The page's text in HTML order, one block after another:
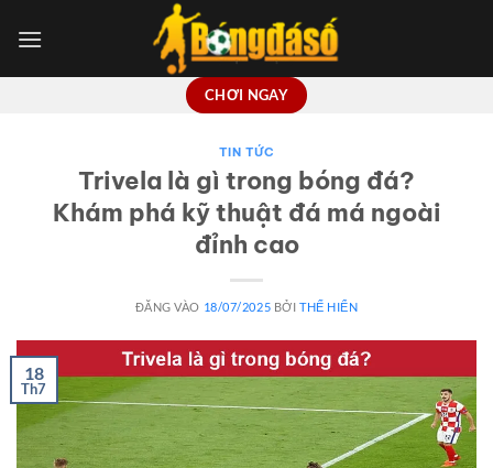
qua
CHƠI NGAY
TIN TỨC
Trivela là gì trong bóng đá?
Khám phá kỹ thuật đá má ngoài
đỉnh cao
ĐĂNG VÀO 18/07/2025 BỞI THẾ HIỂN
18
Th7